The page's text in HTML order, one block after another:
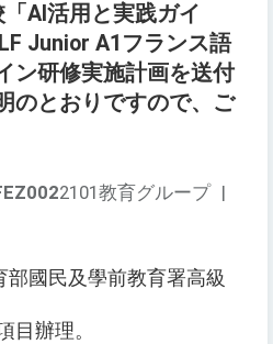
AI活用と実践ガイ
Junior A1フランス語
ン研修実施計画を送付
のとおりですので、ご
2101教育グループ |
國民及學前教育署高級
目辦理。